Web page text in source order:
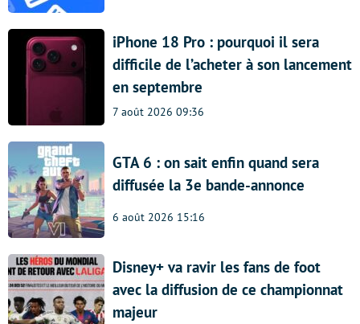
iPhone 18 Pro : pourquoi il sera
difficile de l’acheter à son lancement
en septembre
7 août 2026 09:36
GTA 6 : on sait enfin quand sera
diffusée la 3e bande-annonce
6 août 2026 15:16
Disney+ va ravir les fans de foot
avec la diffusion de ce championnat
majeur